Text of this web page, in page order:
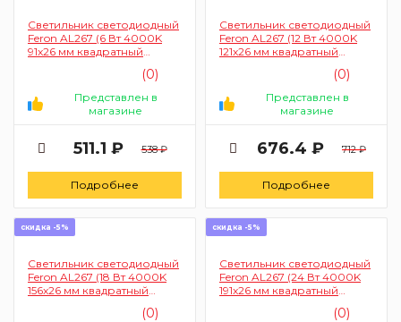
Светильник светодиодный
Feron AL267 (6 Вт 4000K
91x26 мм квадратный
(0)
Представлен в
магазине
511.1 ₽ 538 ₽
Подробнее
Светильник светодиодный
Feron AL267 (12 Вт 4000K
121x26 мм квадратный
(0)
Представлен в
магазине
676.4 ₽ 712 ₽
Подробнее
скидка -5%
Светильник светодиодный
Feron AL267 (18 Вт 4000K
156x26 мм квадратный
(0)
скидка -5%
Светильник светодиодный
Feron AL267 (24 Вт 4000K
191x26 мм квадратный
(0)